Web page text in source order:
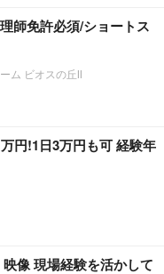
師免許必須/ショートス
ム ビオスの丘Ⅱ
円!1日3万円も可 経験年
像 現場経験を活かして